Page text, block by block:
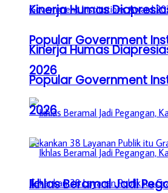
Kinerja Humas
Popular Government
2026
Ikhlas Beramal Jadi
Kinerja Humas
Popular Government
2026